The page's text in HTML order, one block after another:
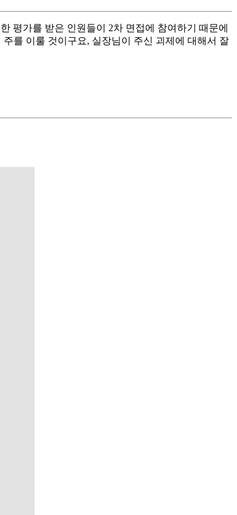
평가를 받은 인원들이 2차 면접에 참여하기 때문에
를 이룰 것이구요, 실장님이 주신 괴제에 대해서 잘